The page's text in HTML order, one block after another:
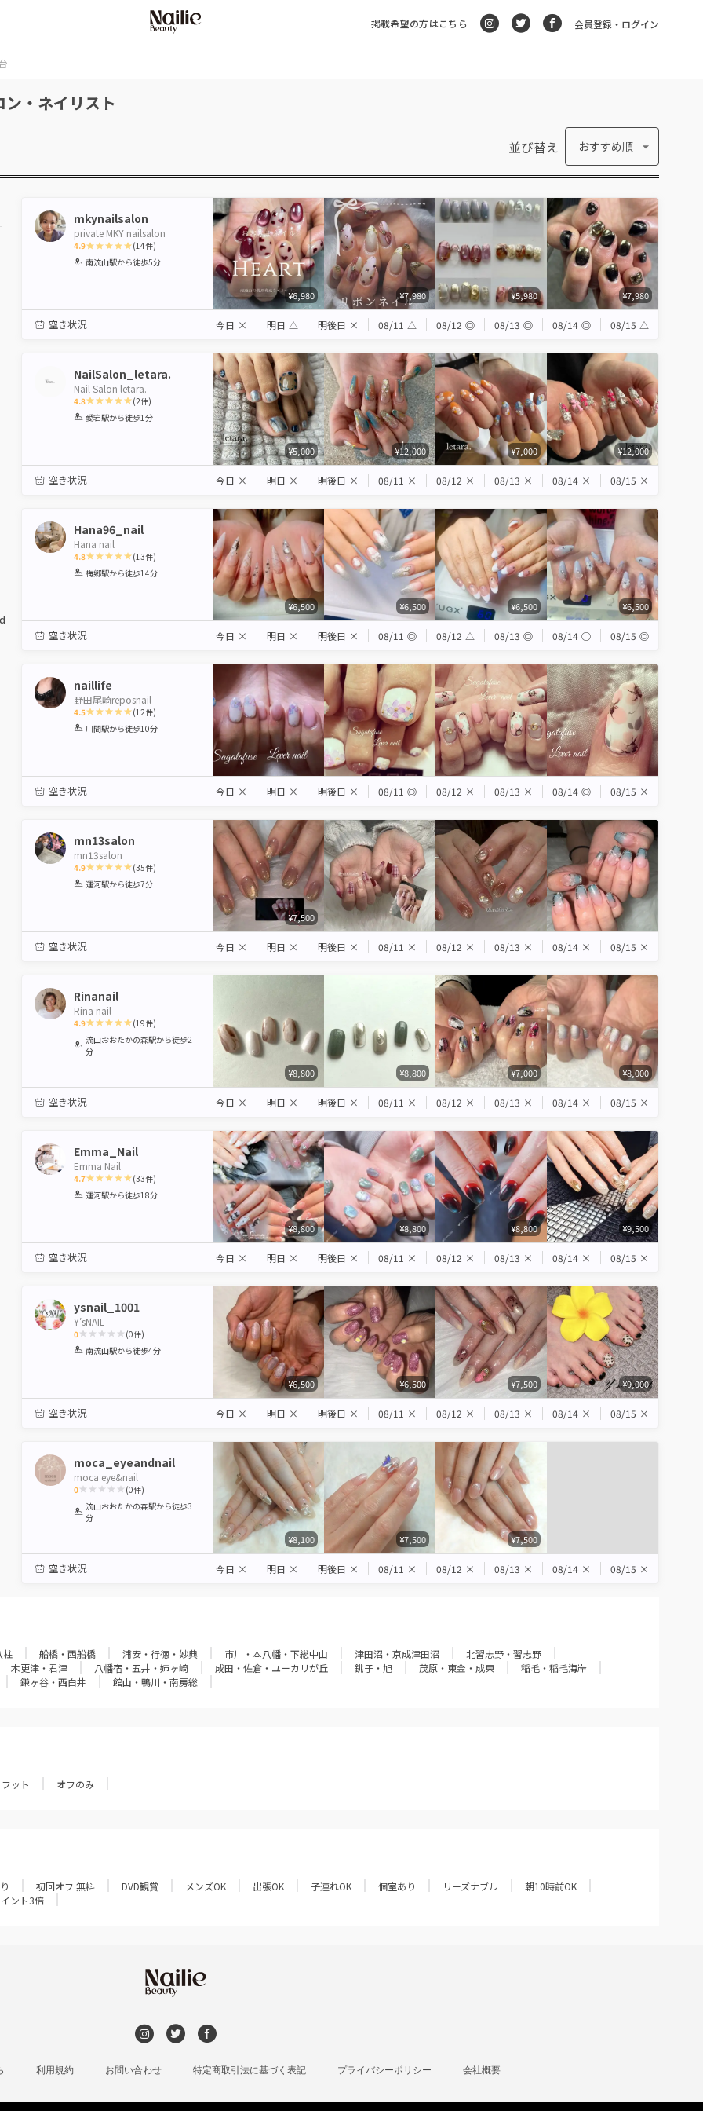
掲載希望の方はこちら 会員登録・ログイン
・ネイリスト
並び替え おすすめ順
mkynailsalon
private MKY nailsalon
4.9
1 2 3 4 5
(14件)
南流山駅から徒歩5分
¥6,980 ¥7,980 ¥5,980 ¥7,980
空き状況 今日 × 明日 △ 明後日 × 08/11 △ 08/12 ◎ 08/13 ◎ 08/14 ◎ 08/15 △
NailSalon_letara.
Nail Salon letara.
4.8
1 2 3 4 5
(2件)
愛宕駅から徒歩1分
¥5,000 ¥12,000 ¥7,000 ¥12,000
空き状況 今日 × 明日 × 明後日 × 08/11 × 08/12 × 08/13 × 08/14 × 08/15 ×
Hana96_nail
Hana nail
4.8
1 2 3 4 5
(13件)
梅郷駅から徒歩14分
¥6,500 ¥6,500 ¥6,500 ¥6,500
空き状況 今日 × 明日 × 明後日 × 08/11 ◎ 08/12 △ 08/13 ◎ 08/14 ◯ 08/15 ◎
naillife
野田尾崎reposnail
4.5
1 2 3 4 5
(12件)
川間駅から徒歩10分
空き状況 今日 × 明日 × 明後日 × 08/11 ◎ 08/12 × 08/13 × 08/14 ◎ 08/15 ×
mn13salon
mn13salon
4.9
1 2 3 4 5
(35件)
運河駅から徒歩7分
¥7,500
空き状況 今日 × 明日 × 明後日 × 08/11 × 08/12 × 08/13 × 08/14 × 08/15 ×
Rinanail
Rina nail
4.9
1
Star
2 3 4 5
(19件)
流山おおたかの森駅から徒歩2
分
¥8,800 ¥8,800 ¥7,000 ¥8,000
空き状況 今日 × 明日 × 明後日 × 08/11 × 08/12 × 08/13 × 08/14 × 08/15 ×
Emma_Nail
Emma Nail
4.7
1 2 3 4 5
(33件)
運河駅から徒歩18分
¥8,800 ¥8,800 ¥8,800 ¥9,500
空き状況 今日 × 明日 × 明後日 × 08/11 × 08/12 × 08/13 × 08/14 × 08/15 ×
ysnail_1001
Y′sNAIL
0
1 2 3 4 5
(0件)
南流山駅から徒歩4分
¥6,500 ¥6,500 ¥7,500 ¥9,000
空き状況 今日 × 明日 × 明後日 × 08/11 × 08/12 × 08/13 × 08/14 × 08/15 ×
moca_eyeandnail
moca eye&nail
0
1
Star
2
Stars
3 4 5
(0件)
流山おおたかの森駅から徒歩3
分
¥8,100 ¥7,500 ¥7,500
空き状況 今日 × 明日 × 明後日 × 08/11 × 08/12 × 08/13 × 08/14 × 08/15 ×
柱 船橋・西船橋 浦安・行徳・妙典 市川・本八幡・下総中山 津田沼・京成津田沼
北習志野・習志野
木更津・君津 八幡宿・五井・姉ヶ崎 成田・佐倉・ユーカリが丘 銚子・旭 茂原・東金・成東
稲毛・稲毛海岸
鎌ヶ谷・西白井 館山・鴨川・南房総
フット オフのみ
初回オフ 無料 DVD観賞 メンズOK 出張OK 子連れOK 個室あり リーズナブル
朝10時前OK
ント3倍
利用規約 お問い合わせ 特定商取引法に基づく表記 プライバシーポリシー 会社概要